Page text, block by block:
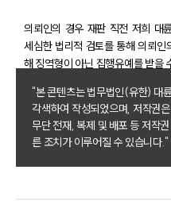
대
의뢰인의 경우 재판 직전 저희 대
세심한 법리적 검토를 통해 의뢰
해 징역형이 아닌 집행유예를 받을
"본 콘텐츠는 법무법인(유한) 대
각색하여 작성되었으며, 저작권
무단 전재, 복제 및 배포 등 저작
른 조치가 이루어질 수 있습니다."